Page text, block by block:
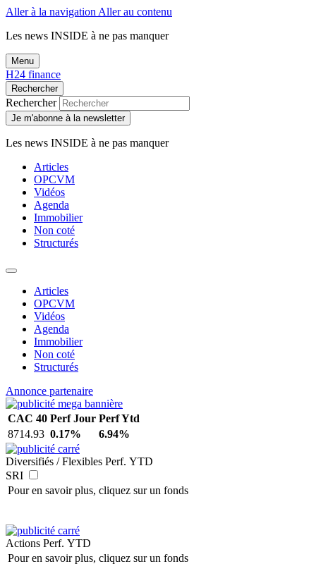
Aller à la navigation Aller au contenu
Les news INSIDE à ne pas manquer
Menu
H24 finance
Rechercher
Rechercher
Je m'abonne à la newsletter
Les news INSIDE à ne pas manquer
Articles
OPCVM
Vidéos
Agenda
Immobilier
Non coté
Structurés
Articles
OPCVM
Vidéos
Agenda
Immobilier
Non coté
Structurés
Annonce partenaire
CAC 40 Perf Jour Perf Ytd
8714.93 0.17% 6.94%
Diversifiés / Flexibles Perf. YTD
SRI
Pour en savoir plus, cliquez sur un fonds
Actions Perf. YTD
Pour en savoir plus, cliquez sur un fonds